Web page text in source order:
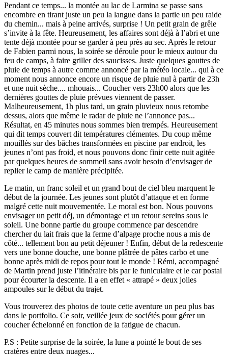
Pendant ce temps... la montée au lac de Larmina se passe sans
encombre en tirant juste un peu la langue dans la partie un peu raide
du chemin... mais à peine arrivés, surprise ! Un petit grain de grêle
s’invite à la fête. Heureusement, les affaires sont déjà à l’abri et une
tente déjà montée pour se garder à peu près au sec. Après le retour
de Fabien parmi nous, la soirée se déroule pour le mieux autour du
feu de camps, à faire griller des saucisses. Juste quelques gouttes de
pluie de temps à autre comme annoncé par la météo locale... qui à ce
moment nous annonce encore un risque de pluie nul à partir de 23h
et une nuit sèche.... mhouais... Coucher vers 23h00 alors que les
dernières gouttes de pluie prévues viennent de passer.
Malheureusement, 1h plus tard, un grain pluvieux nous retombe
dessus, alors que même le radar de pluie ne l’annonce pas...
Résultat, en 45 minutes nous sommes bien trempés. Heureusement
qui dit temps couvert dit températures clémentes. Du coup même
mouillés sur des bâches transformées en piscine par endroit, les
jeunes n’ont pas froid, et nous pouvons donc finir cette nuit agitée
par quelques heures de sommeil sans avoir besoin d’envisager de
replier le camp de manière précipitée.
Le matin, un franc soleil et un grand bout de ciel bleu marquent le
début de la journée. Les jeunes sont plutôt d’attaque et en forme
malgré cette nuit mouvementée. Le moral est bon. Nous pouvons
envisager un petit déj, un démontage et un retour sereins sous le
soleil. Une bonne partie du groupe commence par descendre
chercher du lait frais que la ferme d’alpage proche nous a mis de
côté... tellement bon au petit déjeuner ! Enfin, début de la redescente
vers une bonne douche, une bonne plâtrée de pâtes carbo et une
bonne après midi de repos pour tout le monde ! Rémi, accompagné
de Martin prend juste l’itinéraire bis par le funiculaire et le car postal
pour écourter la descente. Il a en effet « attrapé » deux jolies
ampoules sur le début du trajet.
Vous trouverez des photos de toute cette aventure un peu plus bas
dans le portfolio. Ce soir, veillée jeux de sociétés pour gérer un
coucher échelonné en fonction de la fatigue de chacun.
P.S : Petite surprise de la soirée, la lune a pointé le bout de ses
cratères entre deux nuages...